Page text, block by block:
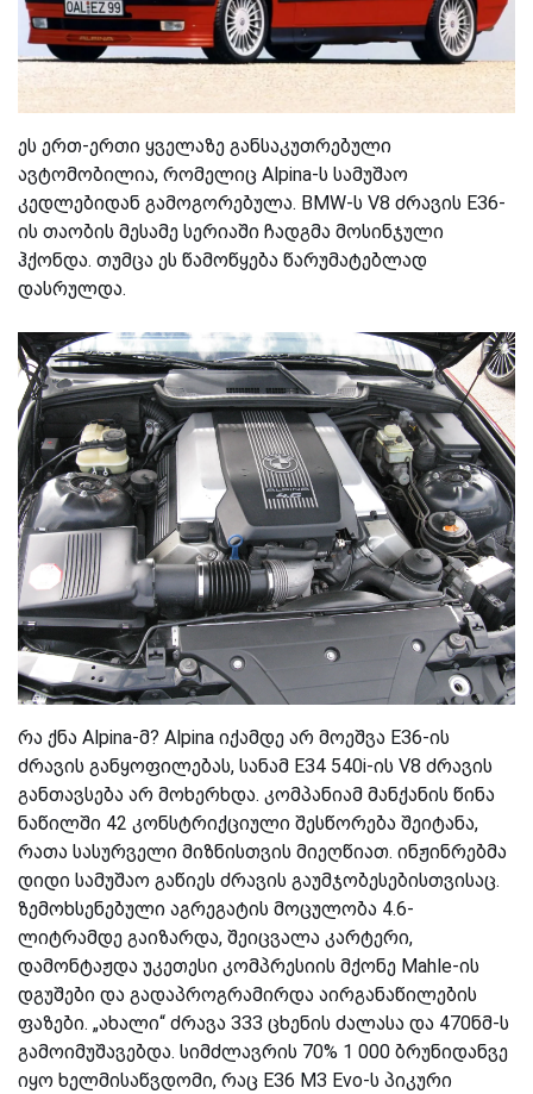
ეს ერთ-ერთი ყველაზე განსაკუთრებული
ავტომობილია, რომელიც Alpina-ს სამუშაო
კედლებიდან გამოგორებულა. BMW-ს V8 ძრავის E36-
ის თაობის მესამე სერიაში ჩადგმა მოსინჯული
ჰქონდა. თუმცა ეს წამოწყება წარუმატებლად
დასრულდა.
რა ქნა Alpina-მ? Alpina იქამდე არ მოეშვა E36-ის
ძრავის განყოფილებას, სანამ E34 540i-ის V8 ძრავის
განთავსება არ მოხერხდა. კომპანიამ მანქანის წინა
ნაწილში 42 კონსტრიქციული შესწორება შეიტანა,
რათა სასურველი მიზნისთვის მიეღწიათ. ინჟინრებმა
დიდი სამუშაო გაწიეს ძრავის გაუმჯობესებისთვისაც.
ზემოხსენებული აგრეგატის მოცულობა 4.6-
ლიტრამდე გაიზარდა, შეიცვალა კარტერი,
დამონტაჟდა უკეთესი კომპრესიის მქონე Mahle-ის
დგუშები და გადაპროგრამირდა აირგანაწილების
ფაზები. „ახალი“ ძრავა 333 ცხენის ძალასა და 470ნმ-ს
გამოიმუშავებდა. სიმძლავრის 70% 1 000 ბრუნიდანვე
იყო ხელმისაწვდომი, რაც E36 M3 Evo-ს პიკური